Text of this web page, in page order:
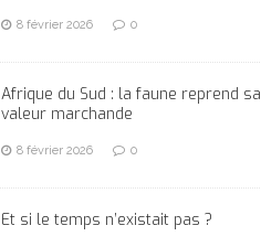
8 février 2026 0
Afrique du Sud : la faune reprend sa
valeur marchande
8 février 2026 0
Et si le temps n’existait pas ?